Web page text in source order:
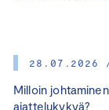
28.07.2026
Milloin
ajattelukykyä?